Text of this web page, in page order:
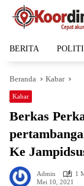
Langsung
BERITA
Beranda Kabar
Kabar
Berkas
Ke
Admin
1
Mei 10, 2021